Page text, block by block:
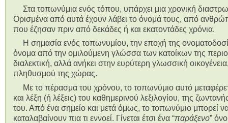
Στα τοπωνύμια ενός τόπου, υπάρχει μια χρονική
Ορισμένα από αυτά έχουν λάβει το όνομά τους, από
που έζησαν πριν από δεκάδες ή και εκατοντάδες χρόνια.
Η σημασία ενός τοπωνυμίου, την εποχή της
όνομα από την ομιλούμενη γλώσσα των κατοίκων της
διαλεκτική, αλλά ανήκει στην ευρύτερη γλωσσική
πληθυσμού της χώρας.
Με το πέρασμα του χρόνου, το τοπωνύμιο αυτό
και λέξη (ή λέξεις) του καθημερινού λεξιλογίου, της
του. Από ένα σημείο και μετά όμως, το τοπωνύμιο μπορεί
καταλαβαίνουν πια τι εννοεί. Γίνεται έτσι ένα “παράξενο”